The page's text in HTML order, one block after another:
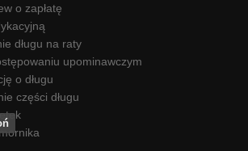
o zapłatę
długu na raty
upominawczym
o długu
części długu